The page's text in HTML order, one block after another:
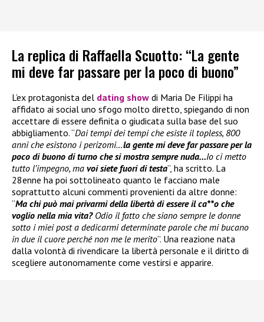
La replica di Raffaella Scuotto: “La gente
mi deve far passare per la poco di buono”
L’ex protagonista del dating show di Maria De Filippi ha
affidato ai social uno sfogo molto diretto, spiegando di non
accettare di essere definita o giudicata sulla base del suo
abbigliamento. “Dai tempi dei tempi che esiste il topless, 800
anni che esistono i perizomi…la gente mi deve far passare per la
poco di buono di turno che si mostra sempre nuda…Io ci metto
tutto l’impegno, ma voi siete fuori di testa”, ha scritto. La
28enne ha poi sottolineato quanto le facciano male
soprattutto alcuni commenti provenienti da altre donne:
“Ma chi può mai privarmi della libertà di essere il ca**o che
voglio nella mia vita? Odio il fatto che siano sempre le donne
sotto i miei post a dedicarmi determinate parole che mi bucano
in due il cuore perché non me le merito”. Una reazione nata
dalla volontà di rivendicare la libertà personale e il diritto di
scegliere autonomamente come vestirsi e apparire.